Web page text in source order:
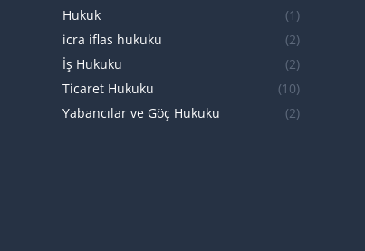
Hukuk
(1)
icra iflas hukuku
(2)
İş Hukuku
(2)
Ticaret Hukuku
(10)
Yabancılar ve Göç Hukuku
(2)